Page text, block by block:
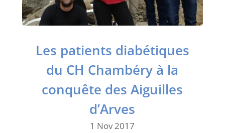
Les patients diabétiques
du CH Chambéry à la
conquête des Aiguilles
d’Arves
1 Nov 2017